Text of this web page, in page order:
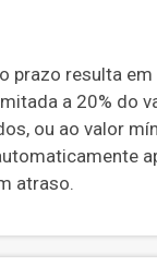
prazo resulta em
a 20% do
ou ao valor
atraso.